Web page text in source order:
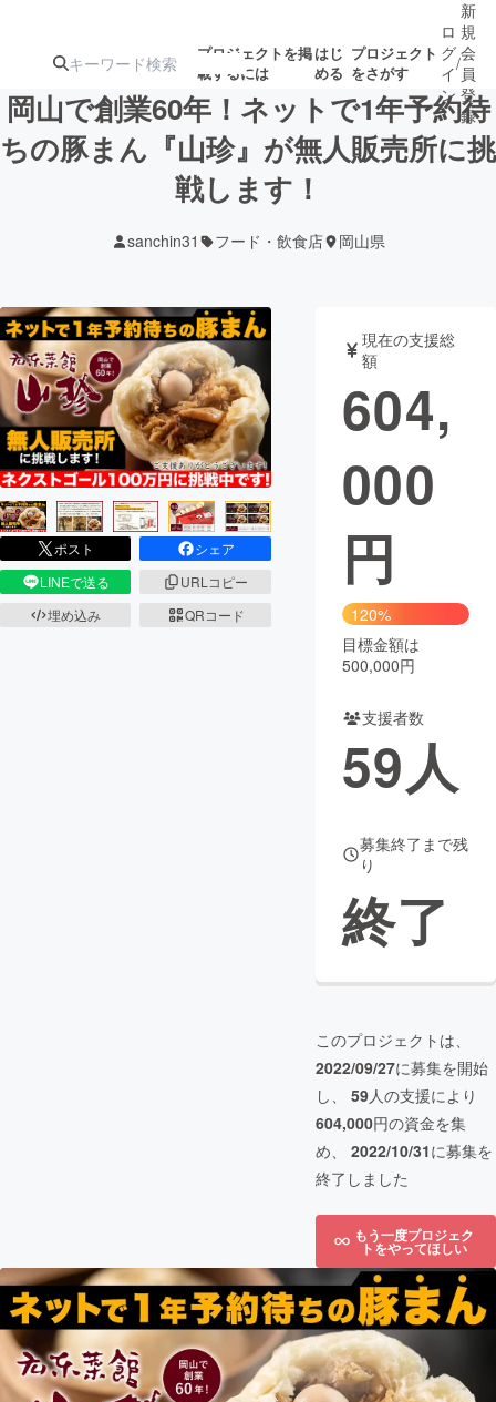
プロジェクトを掲
載するには
はじ
める
プロジェクト
をさがす
注目の新着プロ募集終了が近いプ
ロジェクト
テクノロジー・ガジェット
映像・映画 書籍・雑誌
ビジネス・起業 チャレンジ
まちづくり・地域活性化
CAMPFIRE for Social Good
CAMPFIRE Creation
コミュニティ
ロ
グ
イ
ン
/
新
規
会
員
登
録
岡山で創業60年！ネットで1年予約待
ちの豚まん『山珍』が無人販売所に挑
戦します！
sanchin31 フード・飲食店 岡山県
ポスト
シェア
LINEで送る
URLコピー
埋め込み
QRコード
現在の支援総
額
604,
000
円
120%
目標金額は
500,000円
支援者数
59人
募集終了まで残
り
終了
このプロジェクトは、
2022/09/27に募集を開始
し、 59人の支援により
604,000円の資金を集
め、 2022/10/31に募集を
終了しました
もう一度プロジェク
トをやってほしい